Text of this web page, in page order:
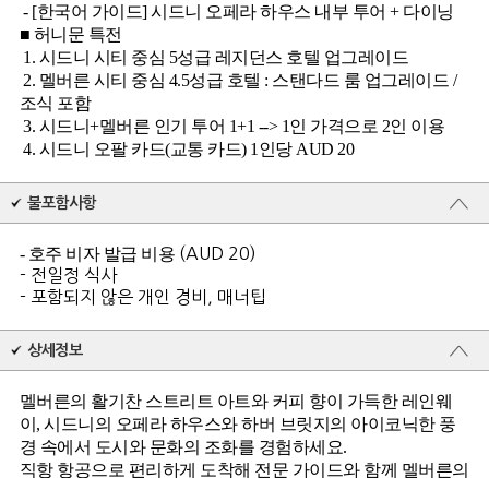
- [한국어 가이드] 시드니 오페라 하우스 내부 투어 + 다이닝
■ 허니문 특전
1. 시드니 시티 중심 5성급 레지던스 호텔 업그레이드
2. 멜버른 시티 중심 4.5성급 호텔 : 스탠다드 룸 업그레이드 /
조식 포함
3. 시드니+멜버른 인기 투어 1+1 --> 1인 가격으로 2인 이용
4. 시드니 오팔 카드(교통 카드) 1인당 AUD 20
불포함사항
- 호주 비자 발급 비용 (AUD 20)
- 전일정 식사
- 포함되지 않은 개인 경비, 매너팁
상세정보
멜버른의 활기찬 스트리트 아트와 커피 향이 가득한 레인웨
이, 시드니의 오페라 하우스와 하버 브릿지의 아이코닉한 풍
경 속에서 도시와 문화의 조화를 경험하세요.
직항 항공으로 편리하게 도착해 전문 가이드와 함께 멜버른의